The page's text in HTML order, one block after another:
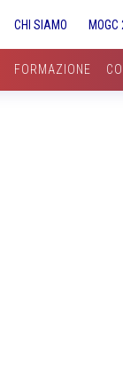
CHI SIAMO MOGC
FORMAZIONE